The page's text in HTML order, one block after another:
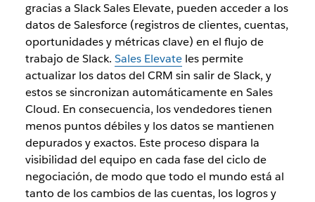
gracias a Slack Sales Elevate, pueden acceder a los
datos de Salesforce (registros de clientes, cuentas,
oportunidades y métricas clave) en el flujo de
trabajo de Slack. Sales Elevateles permite
actualizar los datos del CRM sin salir de Slack, y
estos se sincronizan automáticamente en Sales
Cloud. En consecuencia, los vendedores tienen
menos puntos débiles y los datos se mantienen
depurados y exactos. Este proceso dispara la
visibilidad del equipo en cada fase del ciclo de
negociación, de modo que todo el mundo está al
tanto de los cambios de las cuentas, los logros y